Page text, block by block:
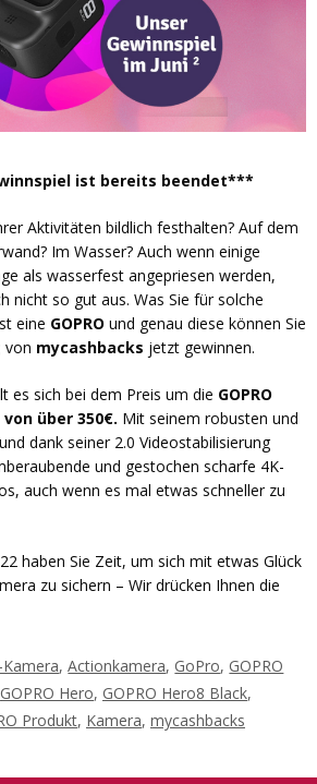
ist bereits beendet***
Aktivitäten bildlich festhalten? Auf dem
Im Wasser? Auch wenn einige
als wasserfest angepriesen werden,
nicht so gut aus. Was Sie für solche
eine GOPRO und genau diese können Sie
von mycashbacks jetzt gewinnen.
es sich bei dem Preis um die GOPRO
über 350€. Mit seinem robusten und
dank seiner 2.0 Videostabilisierung
und gestochen scharfe 4K-
auch wenn es mal etwas schneller zu
haben Sie Zeit, um sich mit etwas Glück
zu sichern – Wir drücken Ihnen die
,Actionkamera, GoPro, GOPRO
GOPRO Hero, GOPRO Hero8 Black,
Produkt, Kamera, mycashbacks